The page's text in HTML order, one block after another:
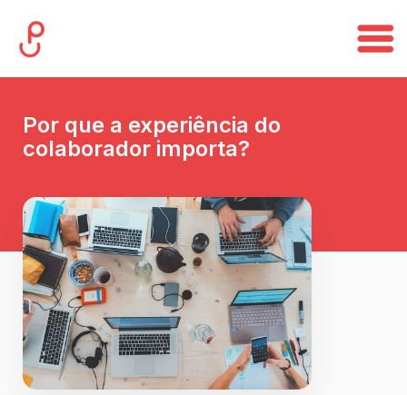
Por que a experiência do
colaborador importa?